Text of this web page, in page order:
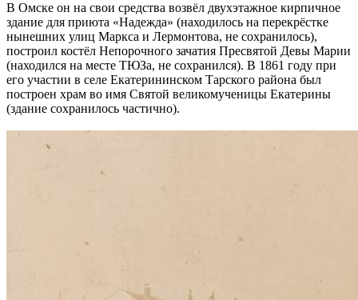
В Омске он на свои средства возвёл двухэтажное кирпичное
здание для приюта «Надежда» (находилось на перекрёстке
нынешних улиц Маркса и Лермонтова, не сохранилось),
построил костёл Непорочного зачатия Пресвятой Девы Марии
(находился на месте ТЮЗа, не сохранился). В 1861 году при
его участии в селе Екатерининском Тарского района был
построен храм во имя Святой великомученицы Екатерины
(здание сохранилось частично).